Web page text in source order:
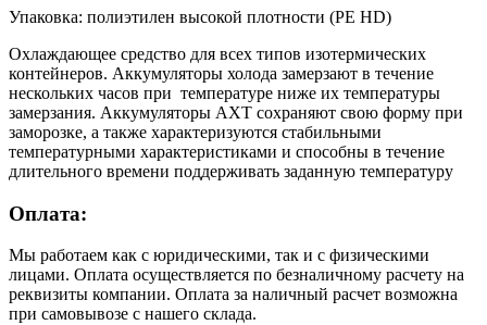
Упаковка: полиэтилен высокой плотности (PE HD)
Охлаждающее средство для всех типов изотермических
контейнеров. Аккумуляторы холода замерзают в течение
нескольких часов при температуре ниже их температуры
замерзания. Аккумуляторы АХТ сохраняют свою форму при
заморозке, а также характеризуются стабильными
температурными характеристиками и способны в течение
длительного времени поддерживать заданную температуру
Оплата:
Мы работаем как с юридическими, так и с физическими
лицами. Оплата осуществляется по безналичному расчету на
реквизиты компании. Оплата за наличный расчет возможна
при самовывозе с нашего склада.